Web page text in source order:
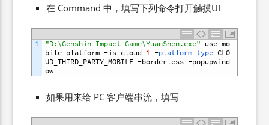
在 Command 中，填写下列命令打开触摸UI
1 "D:\Genshin Impact Game\YuanShen.exe" use_mo
bile_platform -is_cloud 1 -platform_type CLO
UD_THIRD_PARTY_MOBILE -borderless -popupwind
ow
如果用来给 PC 客户端串流，填写